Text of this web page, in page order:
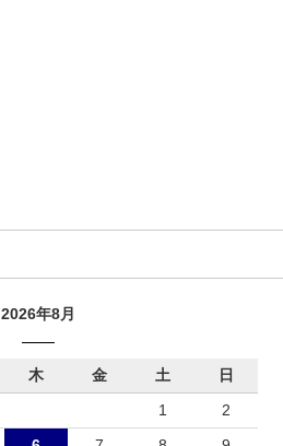
2026年8月
木 金 土
日
1
2